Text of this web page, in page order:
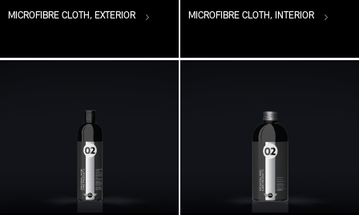
MICROFIBRE CLOTH, EXTERIOR MICROFIBRE CLOTH, INTERIOR